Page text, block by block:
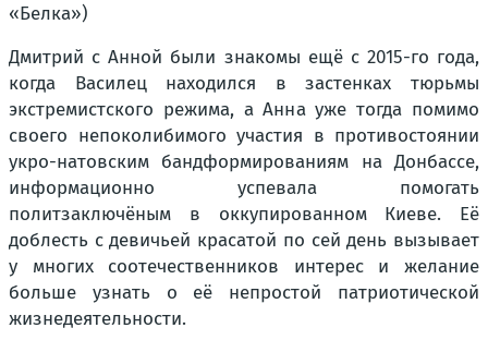
«Белка»)
Дмитрий с Анной были знакомы ещё с 2015-го года,
когда Василец находился в застенках тюрьмы
экстремистского режима, а Анна уже тогда помимо
своего непоколибимого участия в противостоянии
укро-натовским бандформированиям на Донбассе,
информационно успевала помогать
политзаключёным в оккупированном Киеве. Её
доблесть с девичьей красатой по сей день вызывает
у многих соотечественников интерес и желание
больше узнать о её непростой патриотической
жизнедеятельности.